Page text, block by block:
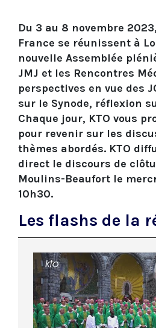
Du 3 au 8 novembre
France se réunissent à
nouvelle Assemblée
JMJ et les Rencontres
perspectives en vue des
sur le Synode, réflexion
Chaque jour, KTO vous
pour revenir sur les
thèmes abordés. KTO
direct le discours de
Moulins-Beaufort le
10h30.
Les flashs de la